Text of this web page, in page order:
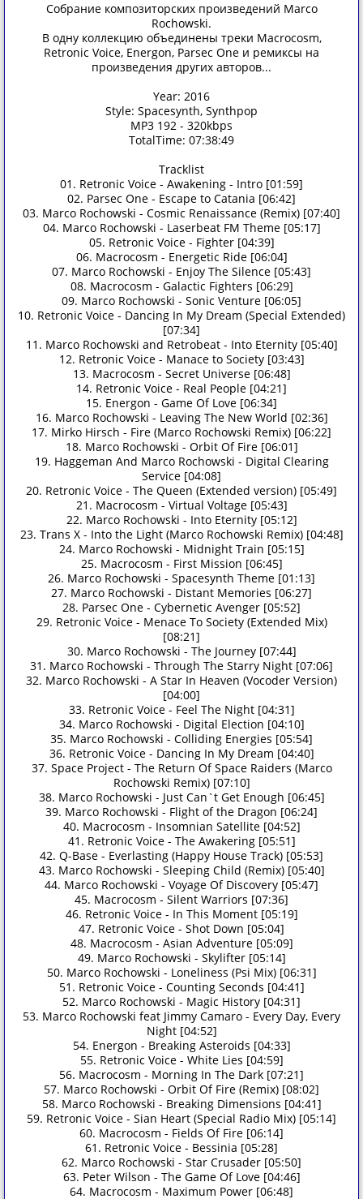
Собрание композиторских произведений Marco
Rochowski.
В одну коллекцию объединены треки Macrocosm,
Retronic Voice, Energon, Parsec One и ремиксы на
произведения других авторов...
Year: 2016
Style: Spacesynth, Synthpop
MP3 192 - 320kbps
TotalTime: 07:38:49
Tracklist
01. Retronic Voice - Awakening - Intro [01:59]
02. Parsec One - Escape to Catania [06:42]
03. Marco Rochowski - Cosmic Renaissance (Remix) [07:40]
04. Marco Rochowski - Laserbeat FM Theme [05:17]
05. Retronic Voice - Fighter [04:39]
06. Macrocosm - Energetic Ride [06:04]
07. Marco Rochowski - Enjoy The Silence [05:43]
08. Macrocosm - Galactic Fighters [06:29]
09. Marco Rochowski - Sonic Venture [06:05]
10. Retronic Voice - Dancing In My Dream (Special Extended)
[07:34]
11. Marco Rochowski and Retrobeat - Into Eternity [05:40]
12. Retronic Voice - Manace to Society [03:43]
13. Macrocosm - Secret Universe [06:48]
14. Retronic Voice - Real People [04:21]
15. Energon - Game Of Love [06:34]
16. Marco Rochowski - Leaving The New World [02:36]
17. Mirko Hirsch - Fire (Marco Rochowski Remix) [06:22]
18. Marco Rochowski - Orbit Of Fire [06:01]
19. Haggeman And Marco Rochowski - Digital Clearing
Service [04:08]
20. Retronic Voice - The Queen (Extended version) [05:49]
21. Macrocosm - Virtual Voltage [05:43]
22. Marco Rochowski - Into Eternity [05:12]
23. Trans X - Into the Light (Marco Rochowski Remix) [04:48]
24. Marco Rochowski - Midnight Train [05:15]
25. Macrocosm - First Mission [06:45]
26. Marco Rochowski - Spacesynth Theme [01:13]
27. Marco Rochowski - Distant Memories [06:27]
28. Parsec One - Cybernetic Avenger [05:52]
29. Retronic Voice - Menace To Society (Extended Mix)
[08:21]
30. Marco Rochowski - The Journey [07:44]
31. Marco Rochowski - Through The Starry Night [07:06]
32. Marco Rochowski - A Star In Heaven (Vocoder Version)
[04:00]
33. Retronic Voice - Feel The Night [04:31]
34. Marco Rochowski - Digital Election [04:10]
35. Marco Rochowski - Colliding Energies [05:54]
36. Retronic Voice - Dancing In My Dream [04:40]
37. Space Project - The Return Of Space Raiders (Marco
Rochowski Remix) [07:10]
38. Marco Rochowski - Just Can`t Get Enough [06:45]
39. Marco Rochowski - Flight of the Dragon [06:24]
40. Macrocosm - Insomnian Satellite [04:52]
41. Retronic Voice - The Awakering [05:51]
42. Q-Base - Everlasting (Happy House Track) [05:53]
43. Marco Rochowski - Sleeping Child (Remix) [05:40]
44. Marco Rochowski - Voyage Of Discovery [05:47]
45. Macrocosm - Silent Warriors [07:36]
46. Retronic Voice - In This Moment [05:19]
47. Retronic Voice - Shot Down [05:04]
48. Macrocosm - Asian Adventure [05:09]
49. Marco Rochowski - Skylifter [05:14]
50. Marco Rochowski - Loneliness (Psi Mix) [06:31]
51. Retronic Voice - Counting Seconds [04:41]
52. Marco Rochowski - Magic History [04:31]
53. Marco Rochowski feat Jimmy Camaro - Every Day, Every
Night [04:52]
54. Energon - Breaking Asteroids [04:33]
55. Retronic Voice - White Lies [04:59]
56. Macrocosm - Morning In The Dark [07:21]
57. Marco Rochowski - Orbit Of Fire (Remix) [08:02]
58. Marco Rochowski - Breaking Dimensions [04:41]
59. Retronic Voice - Sian Heart (Special Radio Mix) [05:14]
60. Macrocosm - Fields Of Fire [06:14]
61. Retronic Voice - Bessinia [05:28]
62. Marco Rochowski - Star Crusader [05:50]
63. Peter Wilson - The Game Of Love [04:46]
64. Macrocosm - Maximum Power [06:48]